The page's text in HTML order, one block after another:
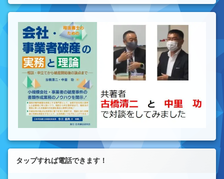
タップすれば電話できます！